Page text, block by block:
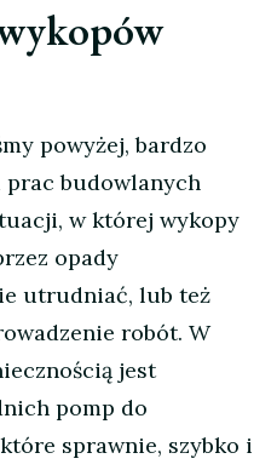
powyżej, bardzo
budowlanych
w której wykopy
opady
utrudniać, lub też
robót. W
jest
pomp do
sprawnie, szybko i